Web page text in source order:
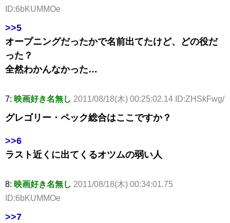
ID:6bKUMMOe
>>5
オープニングだったかで名前出てたけど、どの役だ
った？
全然わかんなかった…
7: 映画好き名無し 2011/08/18(木) 00:25:02.14 ID:ZHSkFwg/
グレゴリー・ペック総合はここですか？
>>6
ラスト近くに出てくるオツムの弱い人
8: 映画好き名無し 2011/08/18(木) 00:34:01.75
ID:6bKUMMOe
>>7